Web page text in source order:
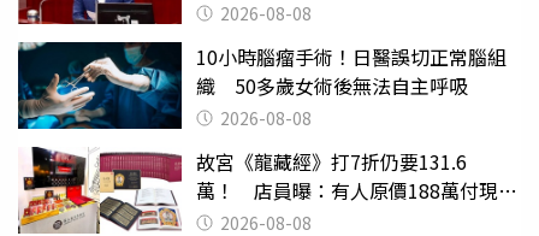
2026-08-08
10小時腦瘤手術！日醫誤切正常腦組
織 50多歲女術後無法自主呼吸
2026-08-08
故宮《龍藏經》打7折仍要131.6
萬！ 店員曝：有人原價188萬付現購
買 2026-08-08